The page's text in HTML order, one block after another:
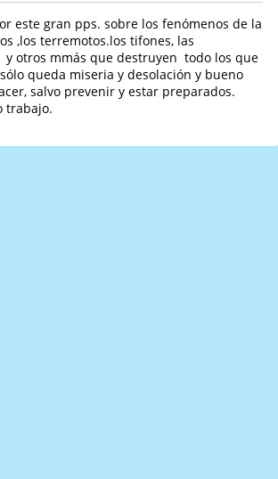
este gran pps. sobre los fenómenos de la
,los terremotos.los tifones, las
y otros mmás que destruyen todo los que
queda miseria y desolación y bueno
salvo prevenir y estar preparados.
trabajo.